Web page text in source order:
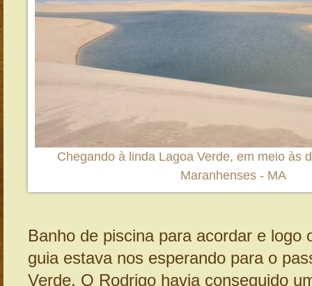
Chegando à linda Lagoa Verde, em meio às
Maranhenses - MA
Banho de piscina para acordar e logo
guia estava nos esperando para o
Verde. O Rodrigo havia conseguido